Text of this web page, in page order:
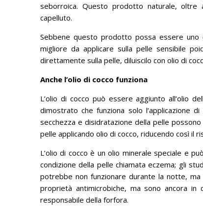
seborroica. Questo prodotto naturale, oltre
capelluto.
Sebbene questo prodotto possa essere
migliore da applicare sulla pelle sensibile
direttamente sulla pelle, diluiscilo con olio di
Anche l’olio di cocco funziona
L’olio di cocco può essere aggiunto all’olio
dimostrato che funziona solo l’applicazione
secchezza e disidratazione della pelle
pelle applicando olio di cocco, riducendo così il
L’olio di cocco è un olio minerale speciale e
condizione della pelle chiamata eczema; gli
potrebbe non funzionare durante la notte,
proprietà antimicrobiche, ma sono ancora
responsabile della forfora.